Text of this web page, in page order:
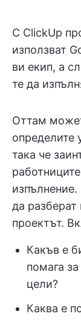
С ClickUp
използват
ви екип, а
те да
Оттам
определите
така че
да
проектът.
Какъв е
помага
цели?
Каква е